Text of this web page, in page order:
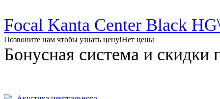
Focal Kanta Center Black
Позвоните нам чтобы узнать цену!Нет цены
Бонусная система и скидки